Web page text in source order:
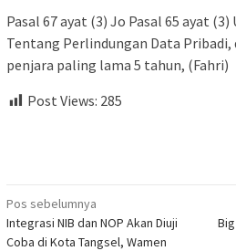
Pasal 67 ayat (3) Jo Pasal 65 ayat (3)
Tentang Perlindungan Data Pribadi,
penjara paling lama 5 tahun, (Fahri)
Post Views: 285
Navigasi
pos
Pos sebelumnya
Integrasi NIB dan NOP Akan Diuji
Coba di Kota Tangsel, Wamen